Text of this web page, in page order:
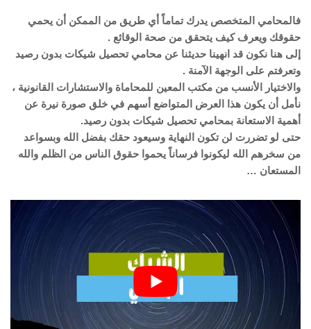
فالمحامي المتخصص يدرك تماماً أي طريق من الممكن أن يحمي
حقوقك ويعرف كيف يتحقق من صحة الوقائع .
إلى هنا نكون قد انهينا حديثنا عن محامي تحصيل شيكات بدون رصيد
وتعرفتم على الوجهة الآمنة .
والاختيار الأنسب من مكتب المعين للمحاماة والاستشارات القانونية ،
نأمل أن يكون هذا العرض المتواضع أسهم في خلق صورة نيرة عن
أهمية الاستعانة بمحامي تحصيل شيكات بدون رصيد.
حتى لو تضررت لن تكون النهاية وسيعود حقك بفضل الله وبسواعد
من سخرهم الله ليكونوا فرساناً يحموا حقوق الناس من الظلم والله
المستعان …